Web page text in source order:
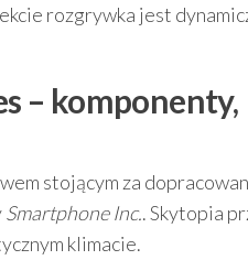
rozgrywka jest
– komponenty,
stojącym za
Smartphone Inc.. Skytopia
klimacie.